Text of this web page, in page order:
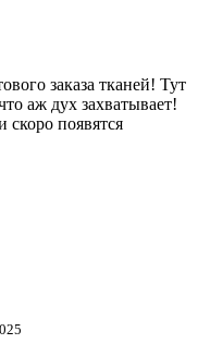
заказа тканей! Тут
аж дух захватывает!
появятся